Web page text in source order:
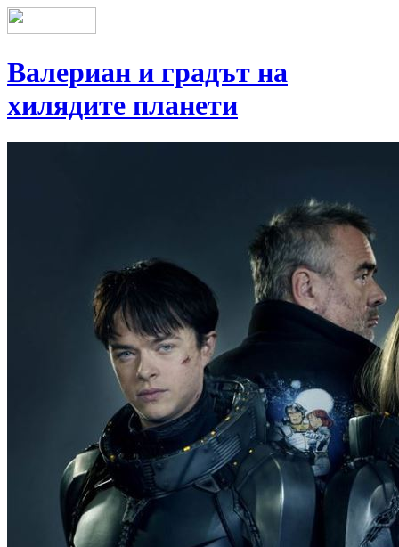
Валериан и градът на
хилядите планети